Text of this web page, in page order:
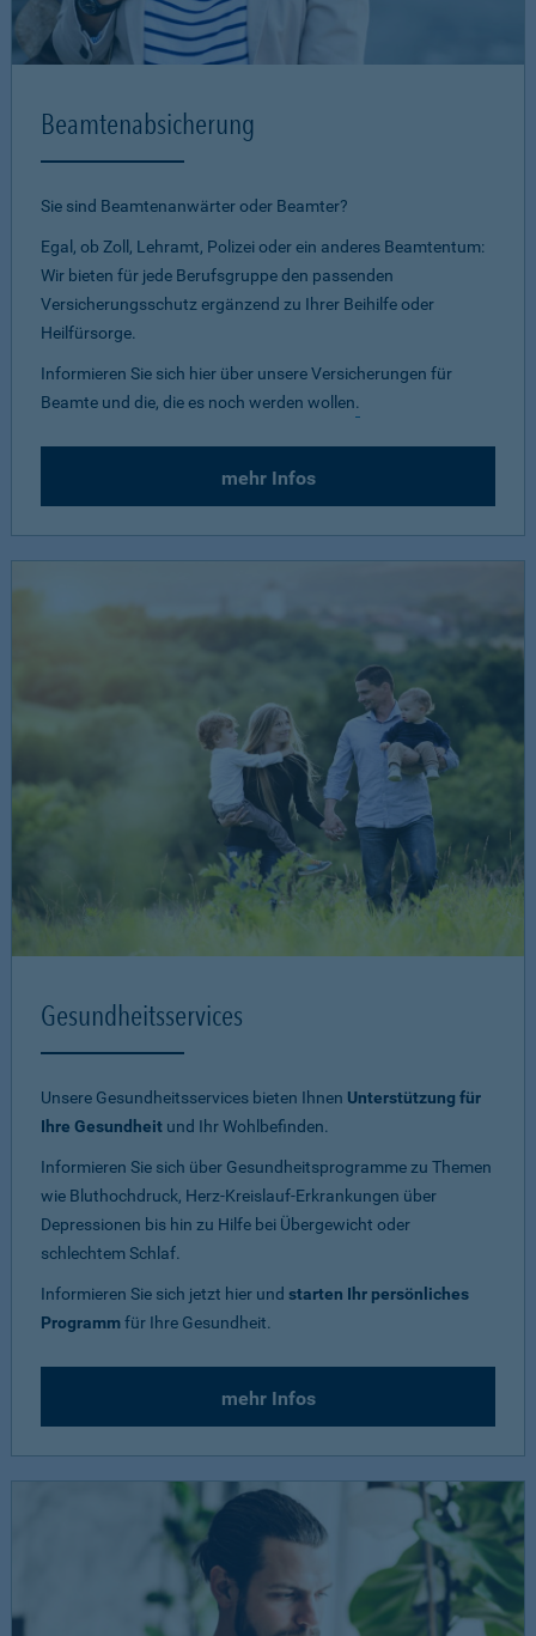
Beamtenabsicherung
Sie sind Beamtenanwärter oder Beamter?
Egal, ob Zoll, Lehramt, Polizei oder ein anderes Beamtentum:
Wir bieten für jede Berufsgruppe den passenden
Versicherungsschutz ergänzend zu Ihrer Beihilfe oder
Heilfürsorge.
Informieren Sie sich hier über unsere Versicherungen für
Beamte und die, die es noch werden wollen.
mehr Infos
Gesundheitsservices
Unsere Gesundheitsservices bieten Ihnen Unterstützung für
Ihre Gesundheit und Ihr Wohlbefinden.
Informieren Sie sich über Gesundheitsprogramme zu Themen
wie Bluthochdruck, Herz-Kreislauf-Erkrankungen über
Depressionen bis hin zu Hilfe bei Übergewicht oder
schlechtem Schlaf.
Informieren Sie sich jetzt hier und starten Ihr persönliches
Programmfür Ihre Gesundheit.
mehr Infos